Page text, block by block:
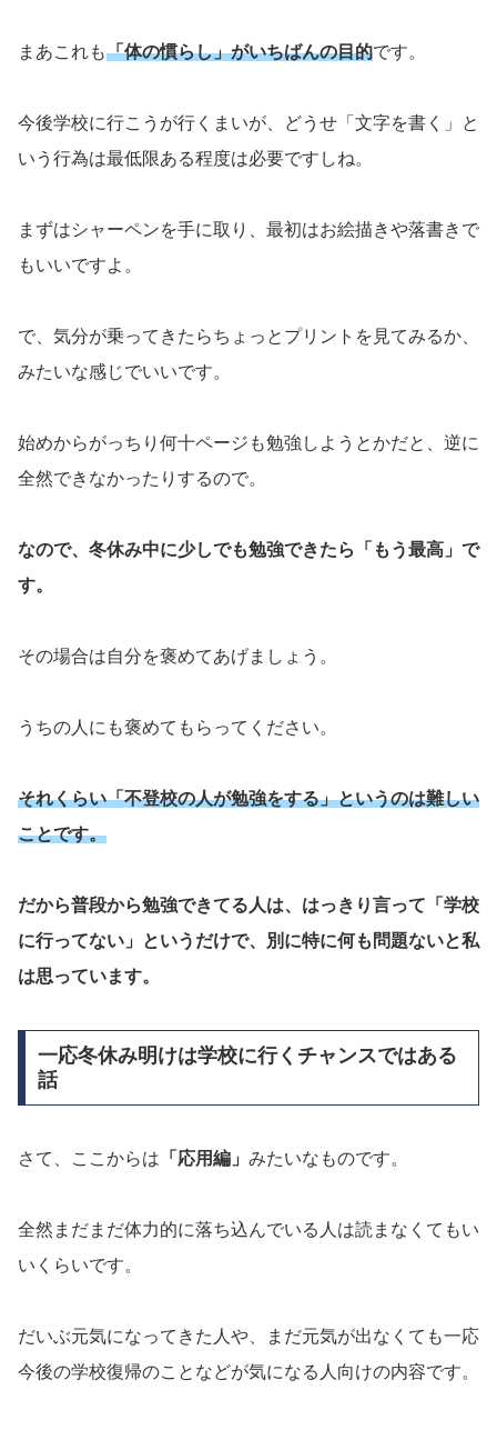
まあこれも「体の慣らし」がいちばんの目的です。
今後学校に行こうが行くまいが、どうせ「文字を書く」と
いう行為は最低限ある程度は必要ですしね。
まずはシャーペンを手に取り、最初はお絵描きや落書きで
もいいですよ。
で、気分が乗ってきたらちょっとプリントを見てみるか、
みたいな感じでいいです。
始めからがっちり何十ページも勉強しようとかだと、逆に
全然できなかったりするので。
なので、冬休み中に少しでも勉強できたら「もう最高」で
す。
その場合は自分を褒めてあげましょう。
うちの人にも褒めてもらってください。
それくらい「不登校の人が勉強をする」というのは難しい
ことです。
だから普段から勉強できてる人は、はっきり言って「学校
に行ってない」というだけで、別に特に何も問題ないと私
は思っています。
一応冬休み明けは学校に行くチャンスではある
話
さて、ここからは 「応用編」 みたいなものです。
全然まだまだ体力的に落ち込んでいる人は読まなくてもい
いくらいです。
だいぶ元気になってきた人や、まだ元気が出なくても一応
今後の学校復帰のことなどが気になる人向けの内容です。